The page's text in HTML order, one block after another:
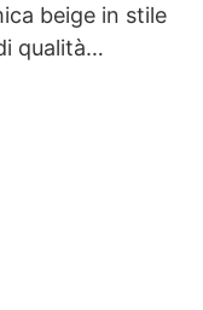
beige in stile
qualità